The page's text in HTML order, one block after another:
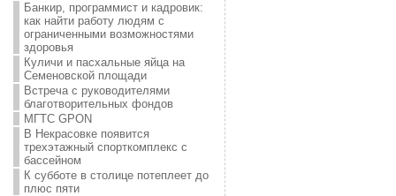
Банкир, программист и кадровик:
как найти работу людям с
ограниченными возможностями
здоровья
Куличи и пасхальные яйца на
Семеновской площади
Встреча с руководителями
благотворительных фондов
МГТС GPON
В Некрасовке появится
трехэтажный спорткомплекс с
бассейном
К субботе в столице потеплеет до
плюс пяти